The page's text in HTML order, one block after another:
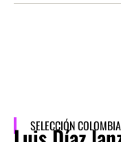
SELECCIÓN COLOMBIA